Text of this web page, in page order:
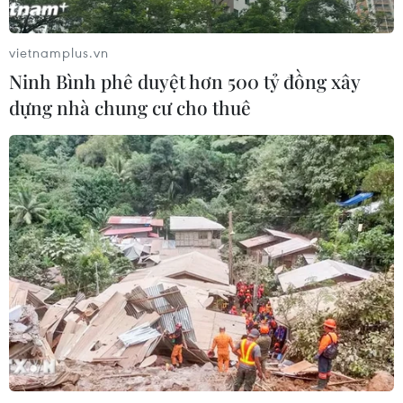
Ba Lan thảo luận việc thành lập căn
cứ quân sự thường trực với Mỹ
06/08/2026 00:06
Liên hợp quốc: Xung đột Ukraine trải
qua tháng đẫm máu nhất
05/08/2026 23:47
Đức điều tra vụ UAV gắn thuốc nổ
xuất hiện tại sân bay
05/08/2026 23:43
Bất ổn địa chính trị kìm hãm tăng
vietnamplus.vn
Ninh Bình phê duyệt hơn 500 tỷ đồng xây
dựng nhà chung cư cho thuê